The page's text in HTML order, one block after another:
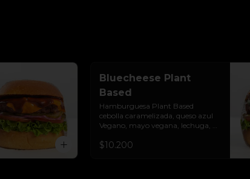
Bluecheese Plant
Based
Hamburguesa Plant Based
cebolla caramelizada, queso azul
Vegano, mayo vegana, lechuga,
pepinillos. Colocados sobre un pan
$10.200